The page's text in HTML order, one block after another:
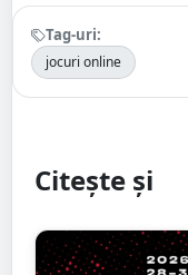
Tag-uri:
jocuri online
Citește și